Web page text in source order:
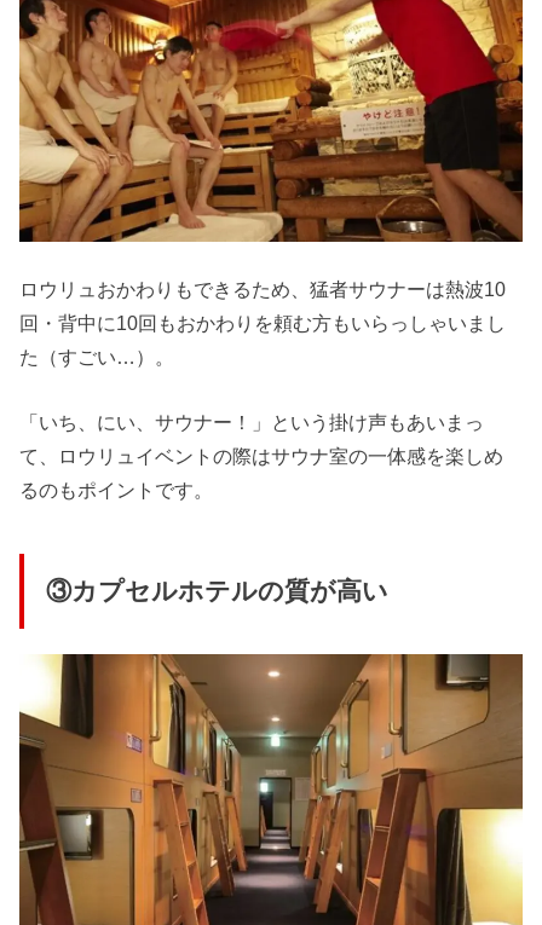
ロウリュおかわりもできるため、猛者サウナーは熱波10
回・背中に10回もおかわりを頼む方もいらっしゃいまし
た（すごい…）。
「いち、にい、サウナー！」という掛け声もあいまっ
て、ロウリュイベントの際はサウナ室の一体感を楽しめ
るのもポイントです。
③カプセルホテルの質が高い